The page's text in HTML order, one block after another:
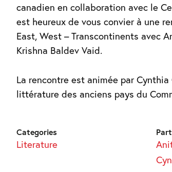
canadien en collaboration avec le
est heureux de vous convier à une
East, West – Transcontinents avec
Krishna Baldev Vaid.
La rencontre est animée par Cynthia
littérature des anciens pays du
Categories
Literature